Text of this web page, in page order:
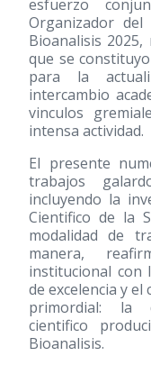
esfuerzo
Organizador del
Bioanalisis
que se
para la
intercambio
vinculos
intensa actividad.
El presente
trabajos
incluyendo la
Cientifico de la
modalidad de
manera,
institucional con
de excelencia y
primordial: la
cientifico
Bioanalisis.